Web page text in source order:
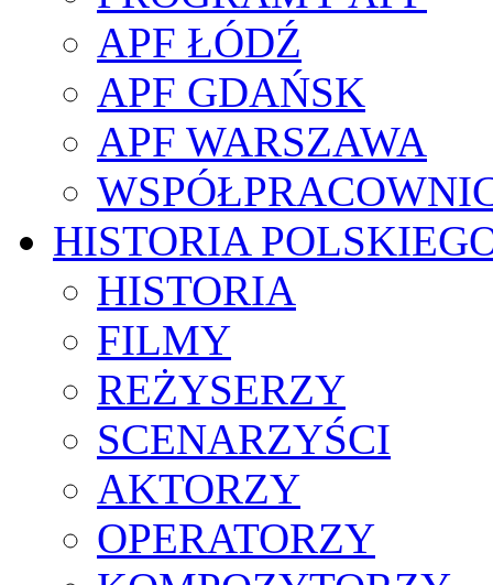
APF ŁÓDŹ
APF GDAŃSK
APF WARSZAWA
HISTORIA
HISTORIA
FILMY
REŻYSERZY
SCENARZYŚCI
AKTORZY
OPERATORZY